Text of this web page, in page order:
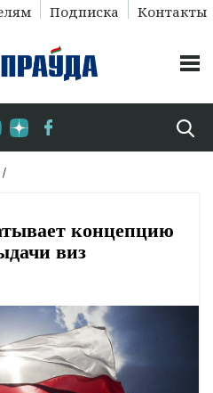
Подписка Контакты
концепцию
виз